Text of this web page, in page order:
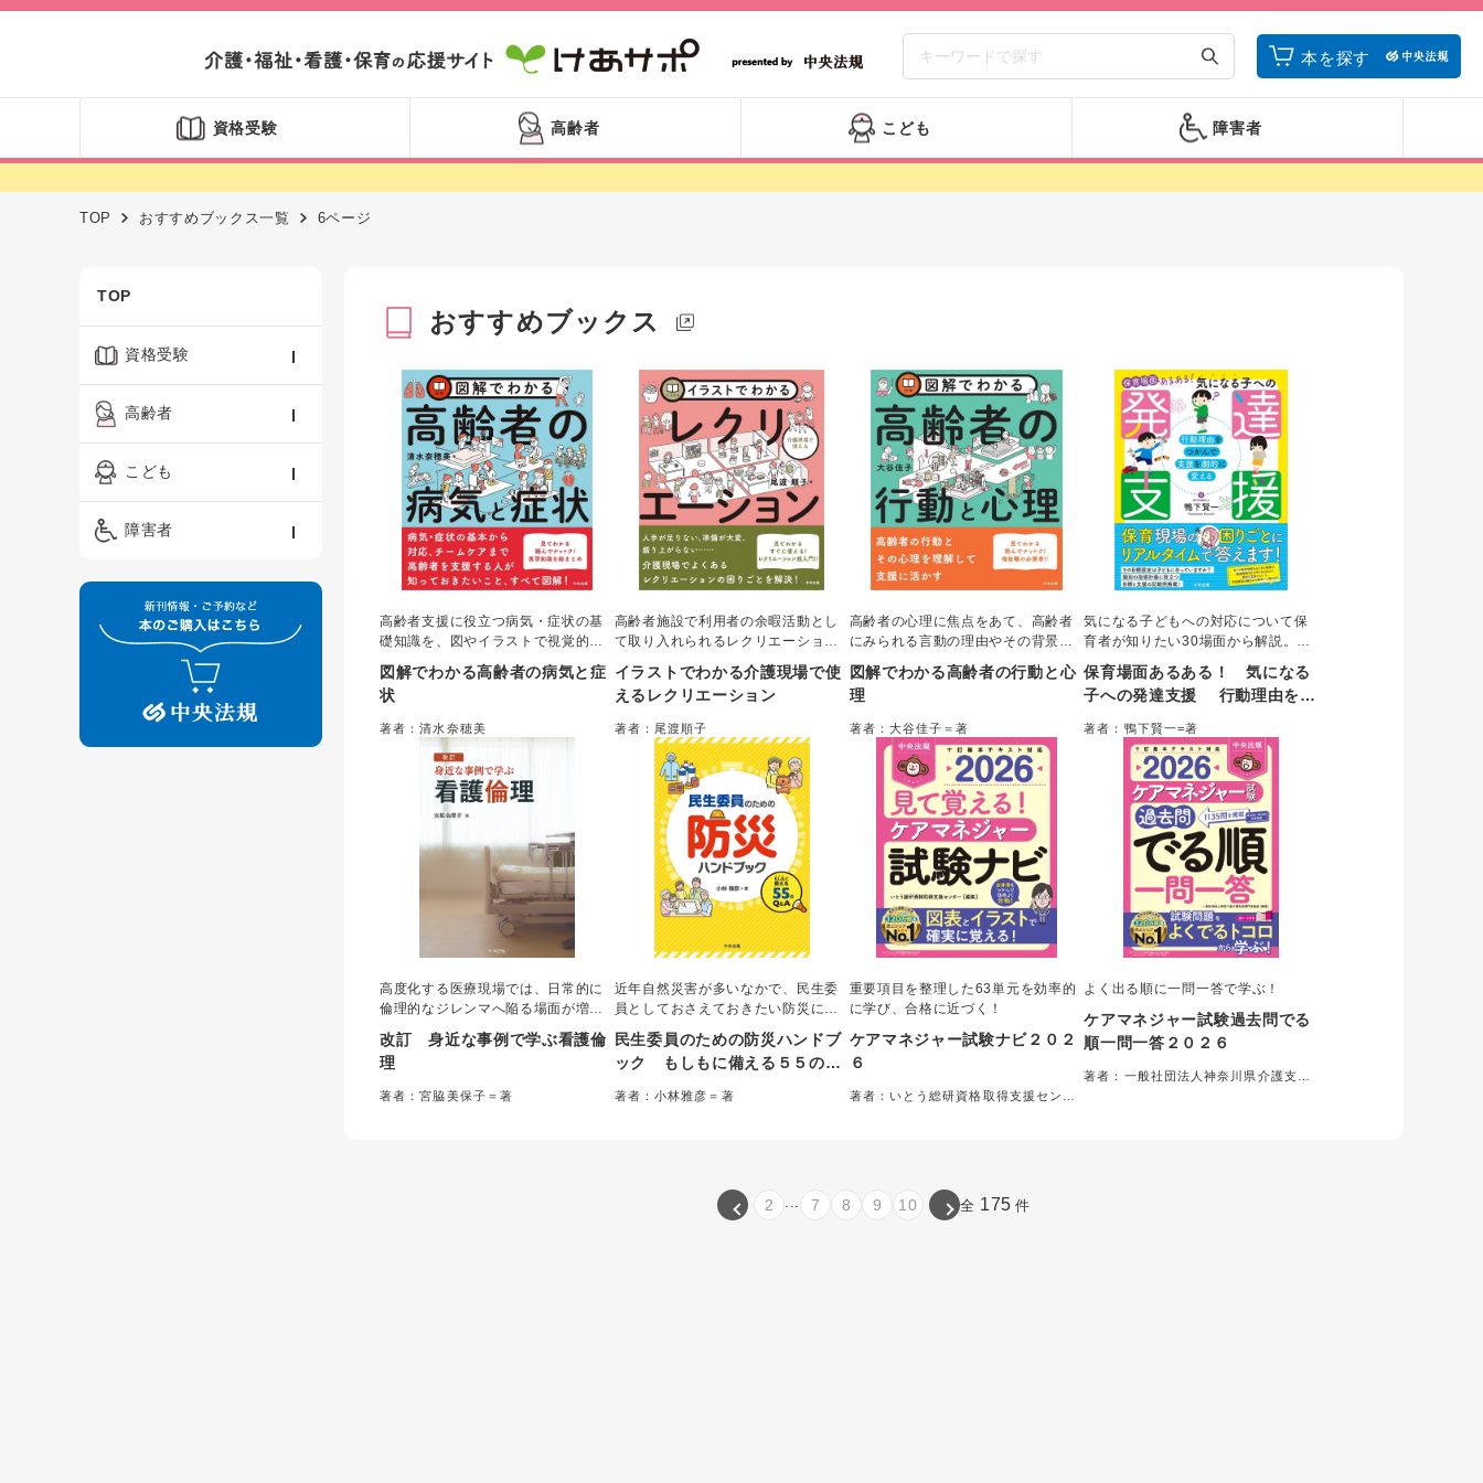
本を探す
資格受験 高齢者 こども 障害者
TOP おすすめブックス一覧 6ページ
TOP
資格受験
ケアマネジャー
精神保健福祉士
保育士
高齢者
認知症ケア・介護技術
ーシャルワーク
看護
制度
こども
保育・教育／発達障害
障害者
障害者支援・福祉
おすすめブックス
高齢者支援に役立つ病気・症状の基
礎知識を、図やイラストで視覚的に
わかりやすく解説した一冊。日頃接
する高齢者の体調変化に気づくため
の観察やケアのポイント、多職種連
携まで網羅的にまとめた。介護職や
ケアマネジャーなどの専門職をはじ
め、介護・看護学生にもお勧め。
図解でわかる高齢者の病気と症
状
著者：清水奈穂美
高齢者施設で利用者の余暇活動とし
て取り入れられるレクリエーション
について、その企画・実施にあたり
苦手意識をもつ介護職は多く存在す
る。本書はこのような介護職に向
け、レクリエーションに関する“困り
ごと”を解決するための考え方、実際
に活用できるプログラムを提案。
イラストでわかる介護現場で使
えるレクリエーション
著者：尾渡順子
高齢者の心理に焦点をあて、高齢者
にみられる言動の理由やその背景を
図やイラストを用いて視覚的に解
説。高齢者そのものの理解だけでな
く、心理という内面の部分が見える
ことで、介護職やケアマネジャーな
どの専門職が高齢者本人を理解した
かかわりができるようになる一冊。
図解でわかる高齢者の行動と心
理
著者：大谷佳子＝著
気になる子どもへの対応について保
育者が知りたい30場面から解説。う
まくいかない原因は、発達に関する
知識や背景への理解不足からくる間
違った目標設定にある。本書では、
目標設定を見直して、それに応じた
支援を場面ごとに詳細解説。個別支
援計画で使える記載例も掲載する。
保育場面あるある！ 気になる
子への発達支援 行動理由をつ
著者：鴨下賢一=著
高度化する医療現場では、日常的に
倫理的なジレンマへ陥る場面が増え
ている。本書は「何かおかしい、こ
れでいいのか」と思い悩む看護師や
看護学生に倫理的な考え方・行動を
教えてくれる一冊。 患者の高齢化や
改訂 身近な事例で学ぶ看護倫
理
著者：宮脇美保子＝著
近年自然災害が多いなかで、民生委
員としておさえておきたい防災に関
する知識や災害時の対応方法などを
５５の問いをもとに解説する。防災
や災害時の取り組み、災害時に特に
配慮を必要とする人への支援などに
民生委員のための防災ハンドブ
ック もしもに備える５５のＱ
著者：小林雅彦＝著
重要項目を整理した63単元を効率的
に学び、合格に近づく！
ケアマネジャー試験ナビ２０２
６
著者：いとう総研資格取得支援センタ
よく出る順に一問一答で学ぶ！
ケアマネジャー試験過去問でる
順一問一答２０２６
著者：一般社団法人神奈川県介護支援
2 7 8 9 10 全 175 件